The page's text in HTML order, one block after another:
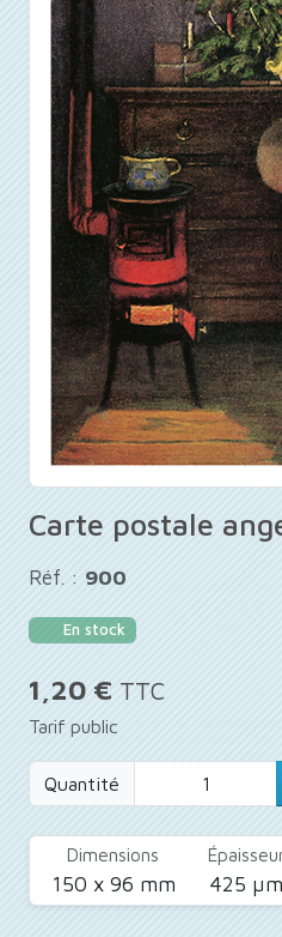
Carte postale
Réf. : 900
En stock
1,20 € TTC
Tarif public
Quantité
Dimensions
150 x 96 mm 425 µm